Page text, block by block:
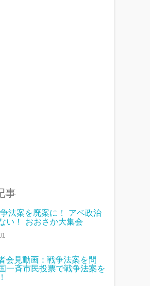
事
法案を廃案に！ アベ政治
い！ おおさか大集会
会見動画：戦争法案を問
一斉市民投票で戦争法案を